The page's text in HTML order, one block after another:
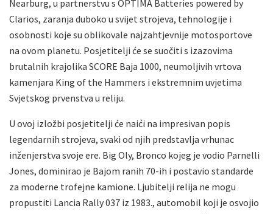
Nearburg, u partnerstvu s OPTIMA Batteries powered by
Clarios, zaranja duboko u svijet strojeva, tehnologije i
osobnosti koje su oblikovale najzahtjevnije motosportove
na ovom planetu. Posjetitelji će se suočiti s izazovima
brutalnih krajolika SCORE Baja 1000, neumoljivih vrtova
kamenjara King of the Hammers i ekstremnim uvjetima
Svjetskog prvenstva u reliju.
U ovoj izložbi posjetitelji će naići na impresivan popis
legendarnih strojeva, svaki od njih predstavlja vrhunac
inženjerstva svoje ere. Big Oly, Bronco kojeg je vodio Parnelli
Jones, dominirao je Bajom ranih 70-ih i postavio standarde
za moderne trofejne kamione. Ljubitelji relija ne mogu
propustiti Lancia Rally 037 iz 1983., automobil koji je osvojio